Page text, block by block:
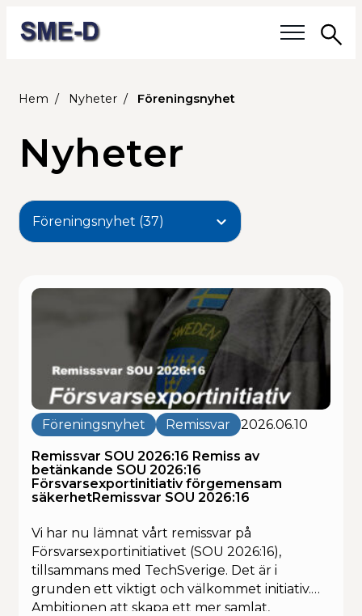
Våra frågor
Medlemmar
Våra medlemmar
Medlemmars verksamhet
Kalendarium
Hem Nyheter Föreningsnyhet
Nyheter
Föreningsnyhet Remissvar 2026.06.10
Remissvar SOU 2026:16 Remiss av
betänkande SOU 2026:16
Försvarsexportinitiativ förgemensam
säkerhetRemissvar SOU 2026:16
Vi har nu lämnat vårt remissvar på
Försvarsexportinitiativet (SOU 2026:16),
tillsammans med TechSverige. Det är i
grunden ett viktigt och välkommet initiativ.
Ambitionen att skapa ett mer samlat,